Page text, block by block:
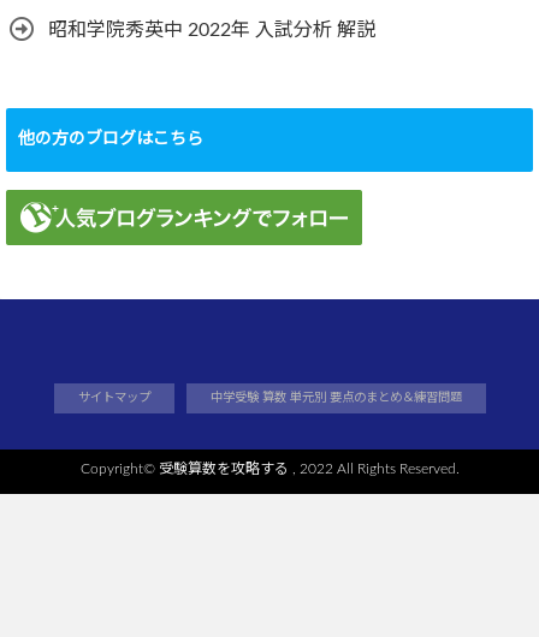
昭和学院秀英中 2022年 入試分析 解説
他の方のブログはこちら
サイトマップ 中学受験 算数 単元別 要点のまとめ＆練習問題
Copyright© 受験算数を攻略する , 2022 All Rights Reserved.